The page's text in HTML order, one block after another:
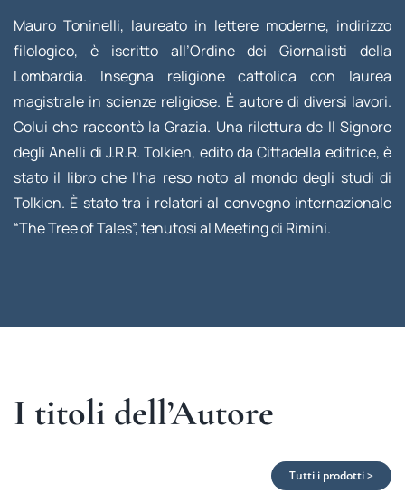
Mauro Toninelli, laureato in lettere moderne, indirizzo
filologico, è iscritto all’Ordine dei Giornalisti della
Lombardia. Insegna religione cattolica con laurea
magistrale in scienze religiose. È autore di diversi lavori.
Colui che raccontò la Grazia. Una rilettura de Il Signore
degli Anelli di J.R.R. Tolkien, edito da Cittadella editrice, è
stato il libro che l’ha reso noto al mondo degli studi di
Tolkien. È stato tra i relatori al convegno internazionale
“The Tree of Tales”, tenutosi al Meeting di Rimini.
I titoli dell’Autore
Tutti i prodotti >